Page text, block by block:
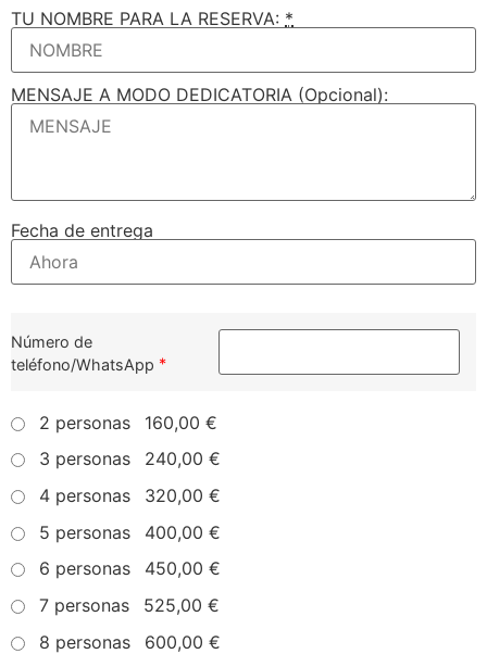
TU NOMBRE PARA LA RESERVA: *
MENSAJE A MODO DEDICATORIA (Opcional):
Fecha de entrega
Número de
teléfono/WhatsApp *
2 personas
160,00 €
3 personas
240,00 €
4 personas
320,00 €
5 personas
400,00 €
6 personas
450,00 €
7 personas
525,00 €
8 personas
600,00 €